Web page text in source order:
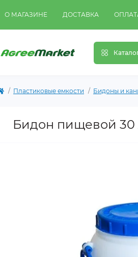
О МАГАЗИНЕ ДОСТАВКА
Пластиковые емкости Бидоны и
Бидон пищевой 30